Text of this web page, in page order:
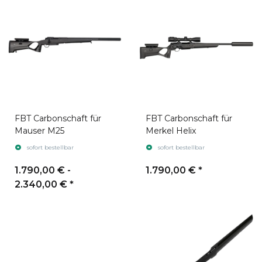
FBT Carbonschaft für
Mauser M25
sofort bestellbar
1.790,00 € -
2.340,00 € *
FBT Carbonschaft für
Merkel Helix
sofort bestellbar
1.790,00 € *